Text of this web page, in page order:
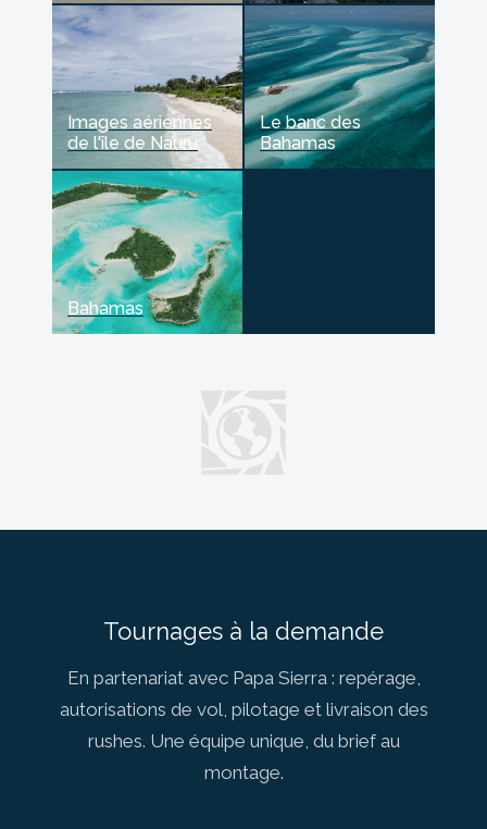
Images aériennes
de l'île de Nauru
Le banc des
Bahamas
Bahamas
Tournages à la demande
En partenariat avec Papa Sierra : repérage,
autorisations de vol, pilotage et livraison des
rushes. Une équipe unique, du brief au
montage.